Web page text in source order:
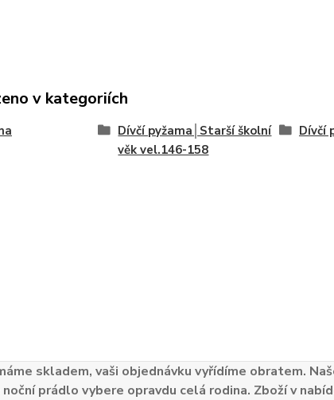
v kategoriích
Dívčí pyžama│Starší školní
věk vel.146-158
Dívčí
skladem, vaši objednávku vyřídíme obratem.
prádlo vybere opravdu celá rodina. Zboží v